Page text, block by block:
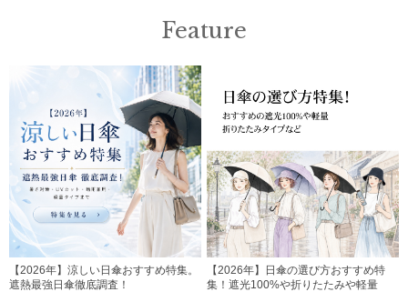
Feature
【2026年】涼しい日傘おすすめ特集。
遮熱最強日傘徹底調査！
【2026年】日傘の選び方おすすめ特
集！遮光100%や折りたたみや軽量